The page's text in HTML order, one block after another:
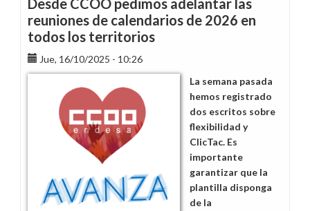
Desde CCOO pedimos adelantar las
reuniones de calendarios de 2026 en
todos los territorios
Jue, 16/10/2025 - 10:26
La semana pasada
hemos registrado
dos escritos sobre
flexibilidad y
ClicTac. Es
importante
garantizar que la
plantilla disponga
de la